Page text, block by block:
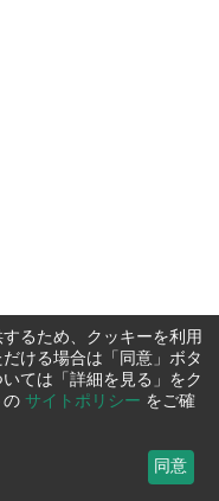
るため、クッキーを利用
ける場合は「同意」ボタ
ては「詳細を見る」をク
の サイトポリシー をご確
同意